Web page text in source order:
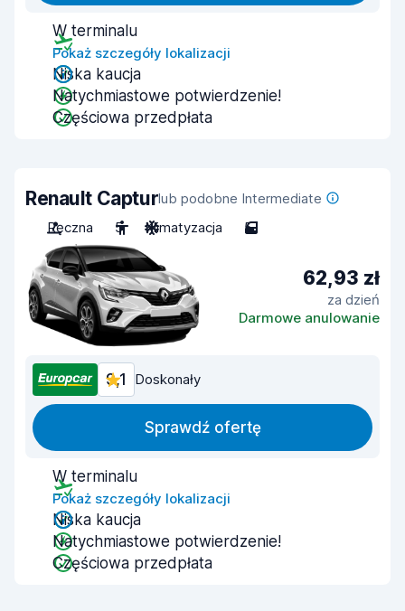
W terminalu
Pokaż szczegóły lokalizacji
Niska kaucja
Natychmiastowe potwierdzenie!
Częściowa przedpłata
Renault Capturlub podobne Intermediate
Ręczna
5 Klimatyzacja 5
62,93 zł
za dzień
Darmowe anulowanie
9,1 Doskonały
Sprawdź ofertę
W terminalu
Pokaż szczegóły lokalizacji
Niska kaucja
Natychmiastowe potwierdzenie!
Częściowa przedpłata